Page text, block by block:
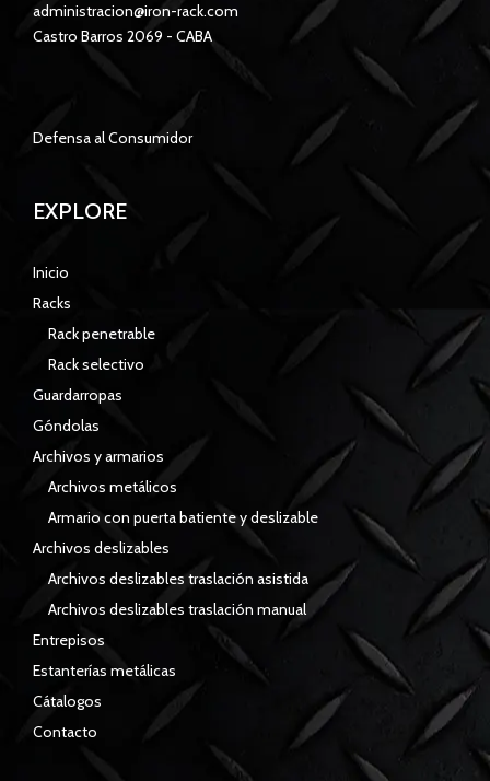
administracion@iron-rack.com
Castro Barros 2069 - CABA
Defensa al Consumidor
EXPLORE
Inicio
Racks
Rack penetrable
Rack selectivo
Guardarropas
Góndolas
Archivos y armarios
Archivos metálicos
Armario con puerta batiente y deslizable
Archivos deslizables
Archivos deslizables traslación asistida
Archivos deslizables traslación manual
Entrepisos
Estanterías metálicas
Cátalogos
Contacto